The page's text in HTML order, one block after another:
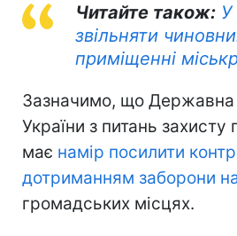
Читайте також: У
звільняти
приміщенні
Зазначимо, що Державна
України з питань
має намір посилити
дотриманням заборони
громадських місцях.